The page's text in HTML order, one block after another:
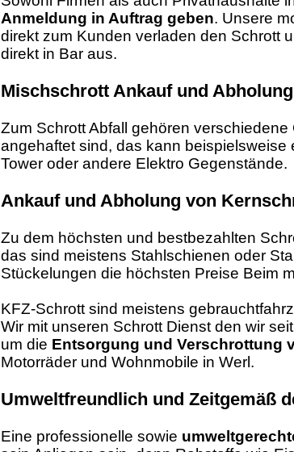
Anmeldung in Auftrag geben. Unsere
direkt zum Kunden verladen den Schrott
direkt in Bar aus.
Mischschrott Ankauf und
Zum Schrott Abfall gehören
angehaftet sind, das kann
Tower oder andere Elektro Gegenstände.
Ankauf und Abholung von
Zu dem höchsten und bestbezahlten
das sind meistens Stahlschienen oder
Stückelungen die höchsten Preise Beim
KFZ-Schrott sind meistens
Wir mit unseren Schrott Dienst den wir
um die Entsorgung und Verschrottung
Motorräder und Wohnmobile in Werl.
Umweltfreundlich und Zeitgemäß
Eine professionelle sowie